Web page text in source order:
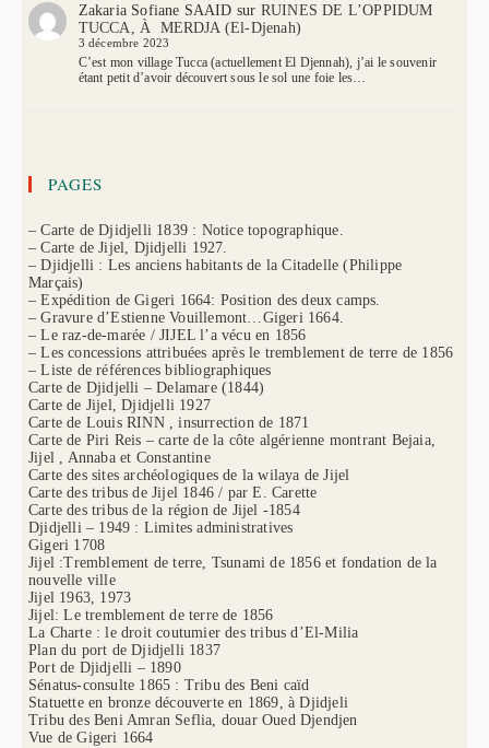
Zakaria Sofiane SAAID sur RUINES DE L’OPPIDUM
TUCCA, À MERDJA (El-Djenah)
3 décembre 2023
C’est mon village Tucca (actuellement El Djennah), j’ai le souvenir
étant petit d’avoir découvert sous le sol une foie les…
PAGES
– Carte de Djidjelli 1839 : Notice topographique.
– Carte de Jijel, Djidjelli 1927.
– Djidjelli : Les anciens habitants de la Citadelle (Philippe
Marçais)
– Expédition de Gigeri 1664: Position des deux camps.
– Gravure d’Estienne Vouillemont…Gigeri 1664.
– Le raz-de-marée / JIJEL l’a vécu en 1856
– Les concessions attribuées après le tremblement de terre de 1856
– Liste de références bibliographiques
Carte de Djidjelli – Delamare (1844)
Carte de Jijel, Djidjelli 1927
Carte de Louis RINN , insurrection de 1871
Carte de Piri Reis – carte de la côte algérienne montrant Bejaia,
Jijel , Annaba et Constantine
Carte des sites archéologiques de la wilaya de Jijel
Carte des tribus de Jijel 1846 / par E. Carette
Carte des tribus de la région de Jijel -1854
Djidjelli – 1949 : Limites administratives
Gigeri 1708
Jijel :Tremblement de terre, Tsunami de 1856 et fondation de la
nouvelle ville
Jijel 1963, 1973
Jijel: Le tremblement de terre de 1856
La Charte : le droit coutumier des tribus d’El-Milia
Plan du port de Djidjelli 1837
Port de Djidjelli – 1890
Sénatus-consulte 1865 : Tribu des Beni caïd
Statuette en bronze découverte en 1869, à Djidjeli
Tribu des Beni Amran Seflia, douar Oued Djendjen
Vue de Gigeri 1664